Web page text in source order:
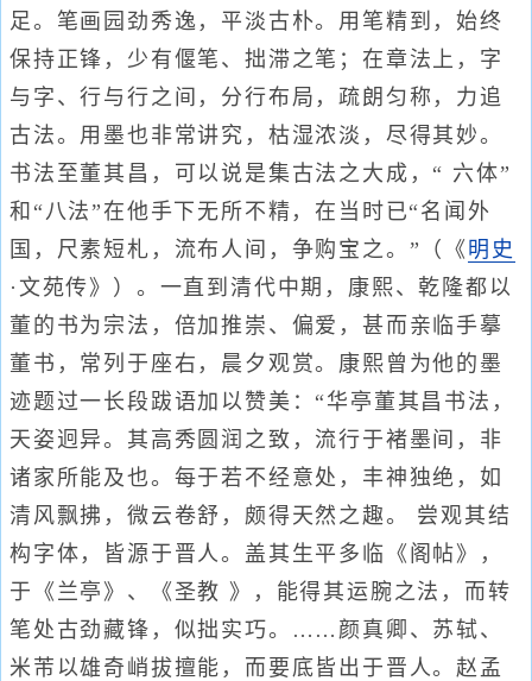
足。笔画园劲秀逸，平淡古朴。用笔精到，始终
保持正锋，少有偃笔、拙滞之笔；在章法上，字
与字、行与行之间，分行布局，疏朗匀称，力追
古法。用墨也非常讲究，枯湿浓淡，尽得其妙。
书法至董其昌，可以说是集古法之大成，“ 六体”
和“八法”在他手下无所不精，在当时已“名闻外
国，尺素短札，流布人间，争购宝之。”（《 明史
·文苑传》）。一直到清代中期，康熙、乾隆都以
董的书为宗法，倍加推崇、偏爱，甚而亲临手摹
董书，常列于座右，晨夕观赏。康熙曾为他的墨
迹题过一长段跋语加以赞美：“华亭董其昌书法，
天姿迥异。其高秀圆润之致，流行于褚墨间，非
诸家所能及也。每于若不经意处，丰神独绝，如
清风飘拂，微云卷舒，颇得天然之趣。 尝观其结
构字体，皆源于晋人。盖其生平多临《阁帖》，
于《兰亭》、《圣教 》，能得其运腕之法，而转
笔处古劲藏锋，似拙实巧。……颜真卿、苏轼、
米芾以雄奇峭拔擅能，而要底皆出于晋人。赵孟